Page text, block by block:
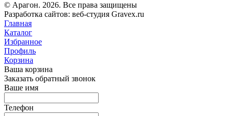
© Арагон. 2026. Все права защищены
Разработка сайтов: веб-студия Gravex.ru
Главная
Каталог
Избранное
Профиль
Корзина
Ваша корзина
Заказать обратный звонок
Ваше имя
Телефон